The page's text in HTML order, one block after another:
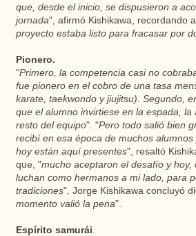
que, desde el inicio, se dispusieron a
jornada", afirmó Kishikawa, recordando
proyecto estaba listo para fracasar por
Pionero.
"Primero, la competencia casi no
fue pionero en el cobro de una tasa
karate, taekwondo y jiujitsu). Segundo,
que el alumno invirtiese en la espada, la
resto del equipo". "Pero todo salió bien
recibí en esa época de muchos
hoy están aquí presentes", resaltó
que, "mucho aceptaron el desafío y hoy,
luchan como hermanos a mi lado, para
tradiciones". Jorge Kishikawa concluyó
momento valió la pena".
Espírito samurái